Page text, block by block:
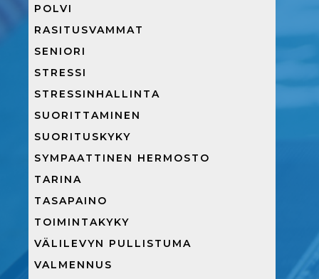
POLVI
RASITUSVAMMAT
SENIORI
STRESSI
STRESSINHALLINTA
SUORITTAMINEN
SUORITUSKYKY
SYMPAATTINEN HERMOSTO
TARINA
TASAPAINO
TOIMINTAKYKY
VÄLILEVYN PULLISTUMA
VALMENNUS